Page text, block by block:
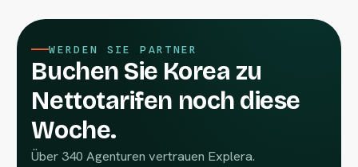
WERDEN SIE PARTNER
Buchen Sie Korea zu
Nettotarifen noch diese
Woche.
Über 340 Agenturen vertrauen Explera.